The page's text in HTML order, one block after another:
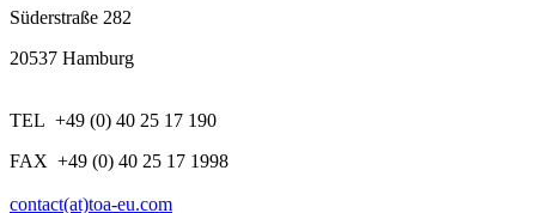
Süderstraße 282
20537 Hamburg
TEL +49 (0) 40 25 17 190
FAX +49 (0) 40 25 17 1998
contact(at)toa-eu.com